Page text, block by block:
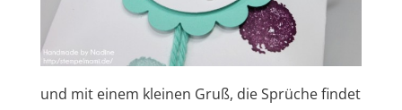
und mit einem kleinen Gruß, die Sprüche findet